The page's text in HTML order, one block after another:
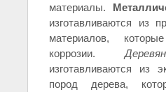
материалы.
изготавливаются из
материалов,
коррозии.
изготавливаются из
пород дерева,